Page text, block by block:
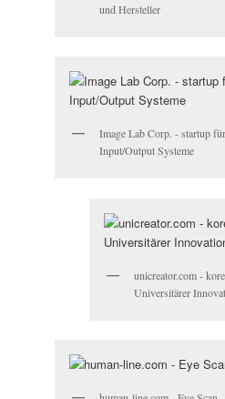
und Hersteller
Image Lab Corp. - startup
Input/Output Systeme
unicreator.com -
Universitärer